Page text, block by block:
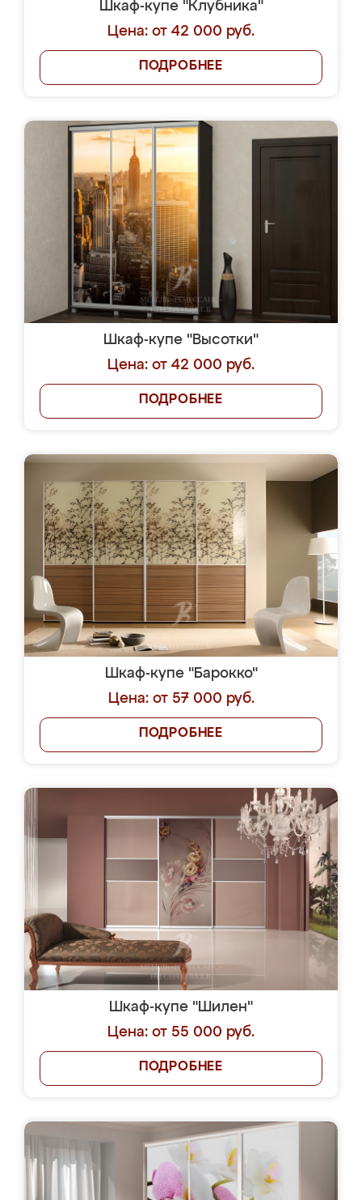
Шкаф-купе "Клубника"
Цена: от 42 000 руб.
ПОДРОБНЕЕ
Шкаф-купе "Высотки"
Цена: от 42 000 руб.
ПОДРОБНЕЕ
Шкаф-купе "Барокко"
Цена: от 57 000 руб.
ПОДРОБНЕЕ
Шкаф-купе "Шилен"
Цена: от 55 000 руб.
ПОДРОБНЕЕ